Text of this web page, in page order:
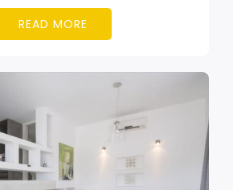
READ MORE